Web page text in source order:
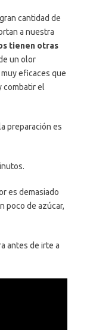
cantidad de
a nuestra
tienen otras
un olor
eficaces que
combatir el
preparación es
es demasiado
poco de azúcar,
antes de irte a